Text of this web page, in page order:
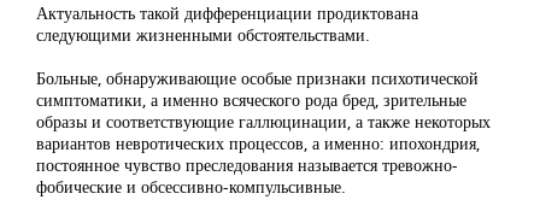
Актуальность такой дифференциации продиктована
следующими жизненными обстоятельствами.
Больные, обнаруживающие особые признаки психотической
симптоматики, а именно всяческого рода бред, зрительные
образы и соответствующие галлюцинации, а также некоторых
вариантов невротических процессов, а именно: ипохондрия,
постоянное чувство преследования называется тревожно-
фобические и обсессивно-компульсивные.